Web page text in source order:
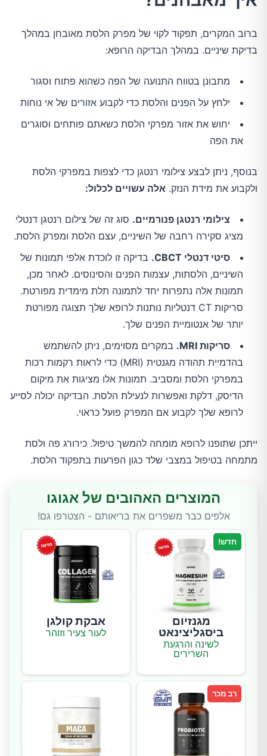
ברוב המקרים, תפקוד לקוי של מפרק הלסת מאובחן במהלך
בדיקת שיניים. במהלך הבדיקה הרופא:
מתבונן בטווח התנועה של הפה כשהוא פתוח וסגור
ילחץ על הפנים והלסת כדי לקבוע אזורים של אי נוחות
יחוש את אזור מפרקי הלסת כשאתם פותחים וסוגרים
את הפה
בנוסף, ניתן לבצע צילומי רנטגן כדי לצפות במפרקי הלסת
ולקבוע את מידת הנזק. אלה עשויים לכלול:
צילומי רנטגן פנורמיים. סוג זה של צילום רנטגן דנטלי
מציג סקירה רחבה של השיניים, עצם הלסת ומפרק הלסת.
סיטי דנטלי CBCT.
בדיקה זו לוכדת אלפי תמונות של
השיניים, הלסתות, עצמות הפנים והסינוסים. לאחר מכן,
תמונות אלה נתפרות יחד לתמונה תלת מימדית מפורטת.
סריקות CT דנטליות נותנות לרופא שלך תצוגה מפורטת
יותר של אנטומיית הפנים שלך.
סריקות MRI.
במקרים מסוימים, ניתן להשתמש
בהדמיית תהודה מגנטית (MRI) כדי לראות רקמות רכות
במפרקי הלסת ומסביב. תמונות אלו מציגות את מיקום
הדיסק, דלקת ואפשרות לנעילת הלסת. הבדיקה יכולה לסייע
לרופא שלך לקבוע אם המפרק פועל כראוי.
ייתכן שתופנו לרופא מומחה להמשך טיפול. כירורג פה ולסת
מתמחה בטיפול במצבי שלד כגון הפרעות בתפקוד הלסת.
המוצרים האהובים של אגוגו
אלפים כבר משפרים את בריאותם - הצטרפו גם!
חדש!
מגנזיום
ביסגליצינאט
לשינה והרגעת
השרירים
אבקת קולגן
לעור צעיר וזוהר
רב מכר